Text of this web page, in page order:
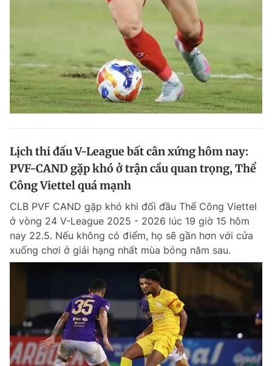
Lịch thi đấu V-League bất cân xứng hôm nay:
PVF-CAND gặp khó ở trận cầu quan trọng, Thể
Công Viettel quá mạnh
CLB PVF CAND gặp khó khi đối đầu Thể Công Viettel
ở vòng 24 V-League 2025 - 2026 lúc 19 giờ 15 hôm
nay 22.5. Nếu không có điểm, họ sẽ gần hơn với cửa
xuống chơi ở giải hạng nhất mùa bóng năm sau.